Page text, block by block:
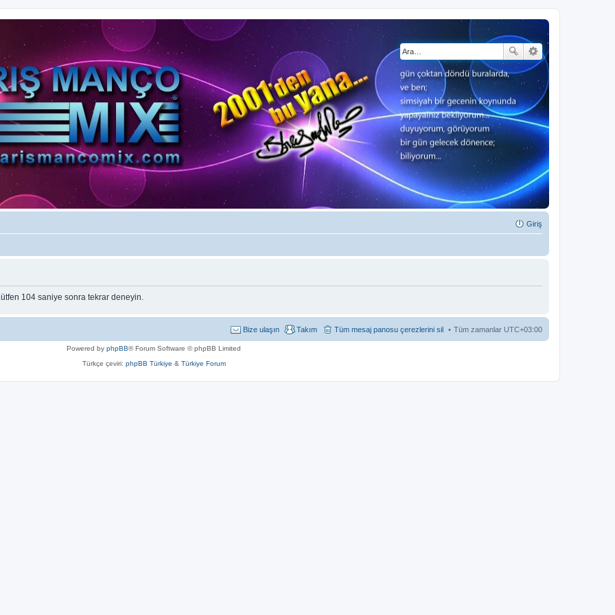
Giriş
104 saniye sonra tekrar deneyin.
Tüm zamanlar UTC+03:00
Tüm mesaj panosu çerezlerini sil
Takım
Bize ulaşın
Powered by phpBB® Forum Software © phpBB Limited
Türkçe çeviri: phpBB Türkiye & Türkiye Forum